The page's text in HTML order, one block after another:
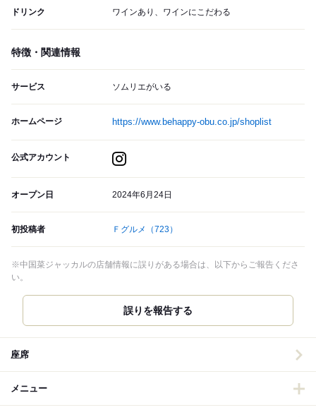
ドリンク ワインあり、ワインにこだわる
特徴・関連情報
サービス ソムリエがいる
ホームページ https://www.behappy-obu.co.jp/shoplist
公式アカウント
オープン日 2024年6月24日
初投稿者 Ｆグルメ （723）
※中国菜ジャッカルの店舗情報に誤りがある場合は、以下からご報告くださ
い。
誤りを報告する
座席
メニュー